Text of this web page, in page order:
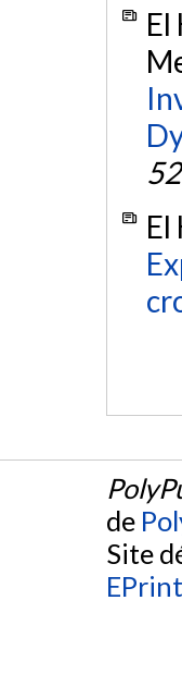
El
52
El
de
Site